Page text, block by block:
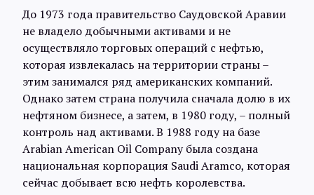
До 1973 года правительство Саудовской Аравии
не владело добычными активами и не
осуществляло торговых операций с нефтью,
которая извлекалась на территории страны –
этим занимался ряд американских компаний.
Однако затем страна получила сначала долю в их
нефтяном бизнесе, а затем, в 1980 году, – полный
контроль над активами. В 1988 году на базе
Arabian American Oil Company была создана
национальная корпорация Saudi Aramco, которая
сейчас добывает всю нефть королевства.